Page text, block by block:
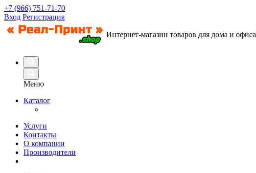
+7 (966) 751-71-70
Вход Регистрация
Интернет-магазин товаров для дома и офиса
Меню
Каталог
Услуги
Контакты
О компании
Производители